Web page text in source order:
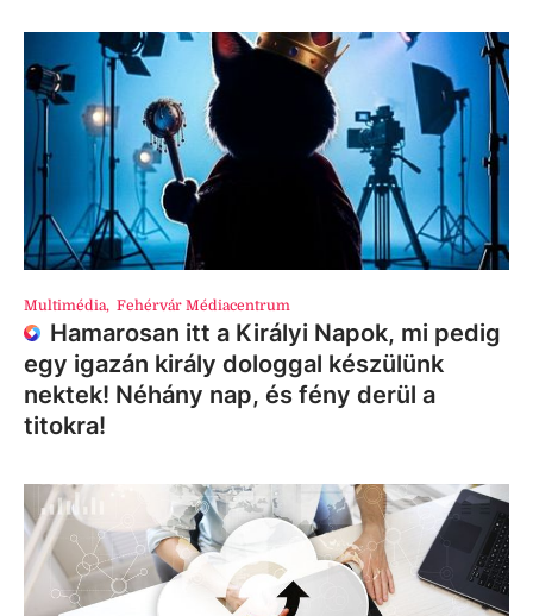
Multimédia, Fehérvár Médiacentrum
Hamarosan itt a Királyi Napok, mi pedig
egy igazán király dologgal készülünk
nektek! Néhány nap, és fény derül a
titokra!